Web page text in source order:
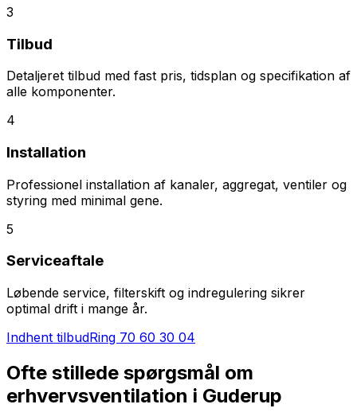
3
Tilbud
Detaljeret tilbud med fast pris, tidsplan og specifikation af
alle komponenter.
4
Installation
Professionel installation af kanaler, aggregat, ventiler og
styring med minimal gene.
5
Serviceaftale
Løbende service, filterskift og indregulering sikrer
optimal drift i mange år.
Indhent tilbudRing 70 60 30 04
Ofte stillede spørgsmål om
erhvervsventilation i Guderup